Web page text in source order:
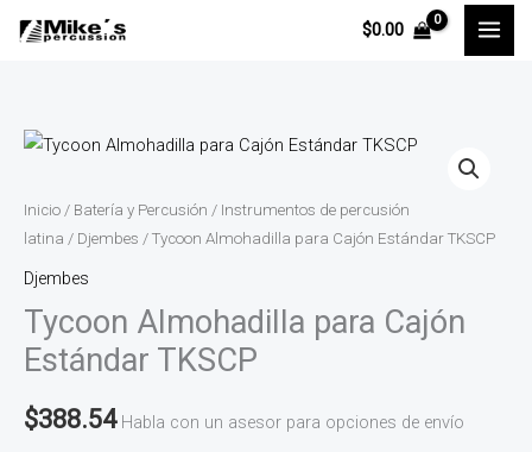
$0.00
Inicio / Batería y Percusión / Instrumentos de percusión
latina / Djembes / Tycoon Almohadilla para Cajón Estándar TKSCP
Djembes
Tycoon Almohadilla para Cajón
Estándar TKSCP
$388.54 Habla con un asesor para opciones de envío
Tycoon
para
Cajón
Estándar
TKSCP
cantidad